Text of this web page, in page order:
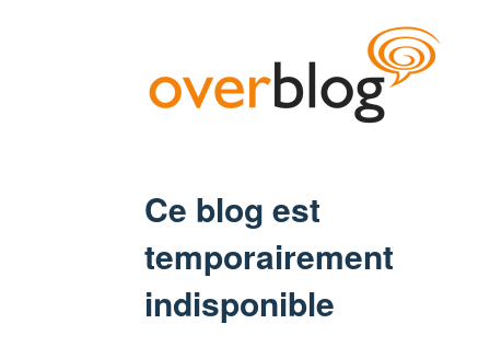
Ce blog est
temporairement
indisponible